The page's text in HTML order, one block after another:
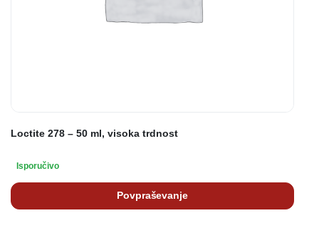
Loctite 278 – 50 ml, visoka trdnost
Isporučivo
Povpraševanje